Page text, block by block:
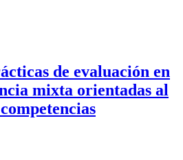
de evaluación en
mixta orientadas al